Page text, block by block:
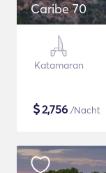
Caribe 70
Katamaran
$2,756 /Nacht